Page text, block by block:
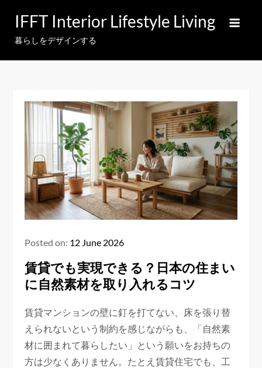
content
IFFT Interior Lifestyle Living
暮らしをデザインする
Posted on: 12 June 2026
賃貸でも実現できる？日本の住まい
に自然素材を取り入れるコツ
賃貸マンションの壁に釘を打てない、床を張り替
えられないという制約を感じながらも、「自然素
材に囲まれて暮らしたい」という願いをお持ちの
方は少なくありません。たとえ賃貸住宅でも、工